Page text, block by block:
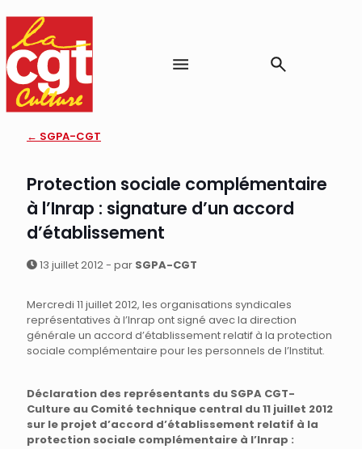
← SGPA-CGT
Protection sociale complémentaire
à l’Inrap : signature d’un accord
d’établissement
13 juillet 2012 - par SGPA-CGT
Mercredi 11 juillet 2012, les organisations syndicales
représentatives à l’Inrap ont signé avec la direction
générale un accord d’établissement relatif à la protection
sociale complémentaire pour les personnels de l’Institut.
Déclaration des représentants du SGPA CGT-
Culture au Comité technique central du 11 juillet 2012
sur le projet d’accord d’établissement relatif à la
protection sociale complémentaire à l’Inrap :